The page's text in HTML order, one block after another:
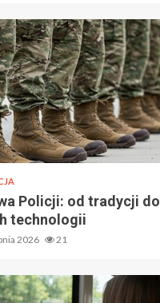
Policji: od tradycji do
technologii
2026 21